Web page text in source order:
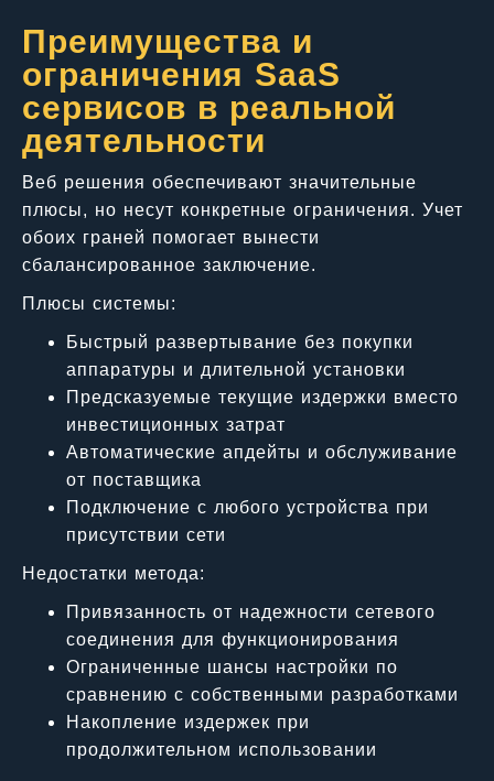
Преимущества и
ограничения SaaS
сервисов в реальной
деятельности
Веб решения обеспечивают значительные
плюсы, но несут конкретные ограничения. Учет
обоих граней помогает вынести
сбалансированное заключение.
Плюсы системы:
Быстрый развертывание без покупки
аппаратуры и длительной установки
Предсказуемые текущие издержки вместо
инвестиционных затрат
Автоматические апдейты и обслуживание
от поставщика
Подключение с любого устройства при
присутствии сети
Недостатки метода:
Привязанность от надежности сетевого
соединения для функционирования
Ограниченные шансы настройки по
сравнению с собственными разработками
Накопление издержек при
продолжительном использовании